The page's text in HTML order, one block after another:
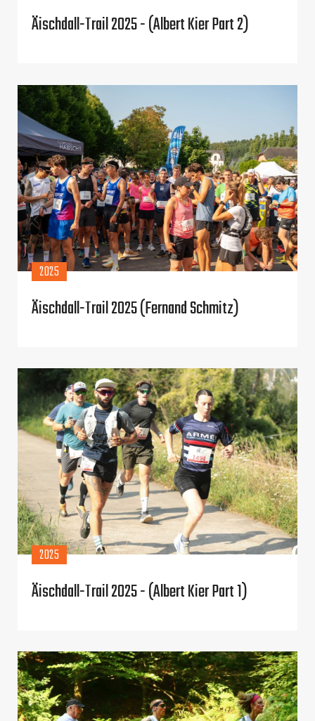
Äischdall-Trail 2025 - (Albert Kier Part 2)
2025
Äischdall-Trail 2025 (Fernand Schmitz)
2025
Äischdall-Trail 2025 - (Albert Kier Part 1)